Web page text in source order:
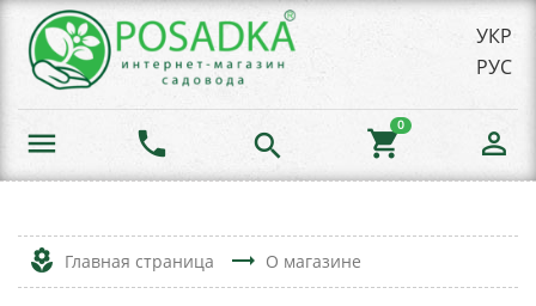
УКР
РУС
menu phone search shopping_cart
0
person_outline
local_florist Главная страница trending_flat О магазине